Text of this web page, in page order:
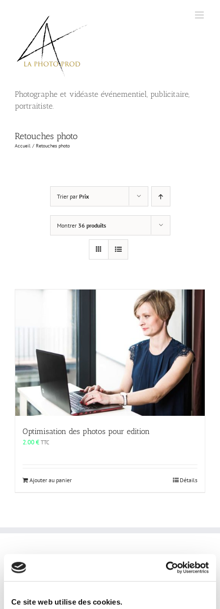
Ce site web utilise des cookies.
Photographe et vidéaste événementiel, publicitaire,
portraitiste.
Retouches photo
Accueil Retouches photo
Trier par Prix
Montrer 36 produits
Optimisation des photos pour edition
2.00€ TTC
Ajouter au panier Détails
laphotoprod@gmail.com
Tel: 0609853333